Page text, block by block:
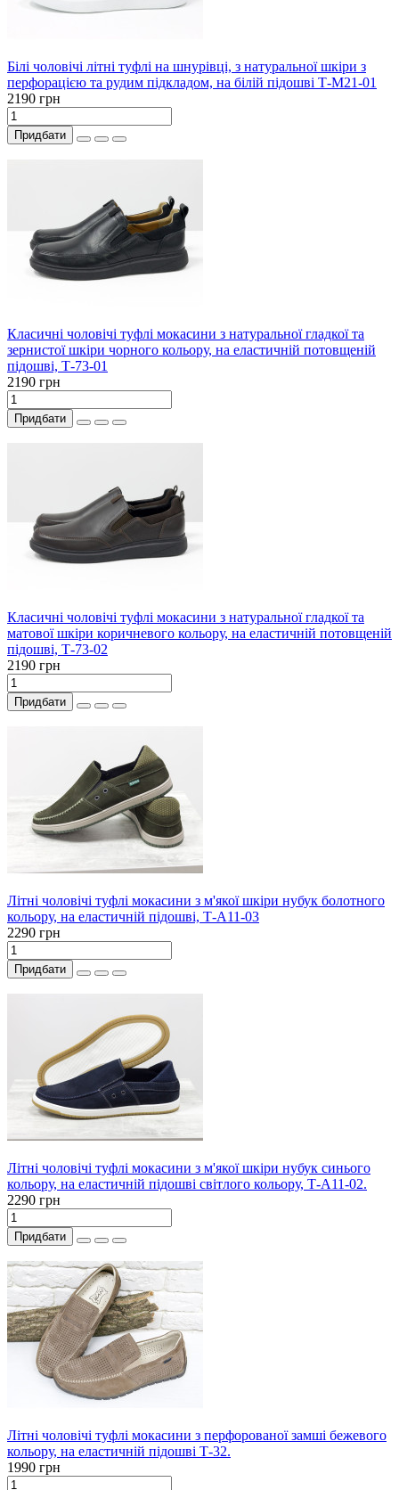
Білі чоловічі літні туфлі на шнурівці, з натуральної шкіри з
перфорацією та рудим підкладом, на білій підошві Т-М21-01
2190 грн
Придбати
Класичні чоловічі туфлі мокасини з натуральної гладкої та
зернистої шкіри чорного кольору, на еластичній потовщеній
підошві, Т-73-01
2190 грн
Придбати
Класичні чоловічі туфлі мокасини з натуральної гладкої та
матової шкіри коричневого кольору, на еластичній потовщеній
підошві, Т-73-02
2190 грн
Придбати
Літні чоловічі туфлі мокасини з м'якої шкіри нубук болотного
кольору, на еластичній підошві, Т-А11-03
2290 грн
Придбати
Літні чоловічі туфлі мокасини з м'якої шкіри нубук синього
кольору, на еластичній підошві світлого кольору, Т-А11-02.
2290 грн
Придбати
Літні чоловічі туфлі мокасини з перфорованої замші бежевого
кольору, на еластичній підошві Т-32.
1990 грн